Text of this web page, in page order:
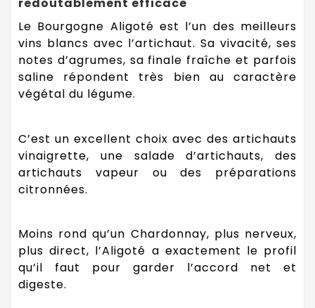
redoutablement efficace
Le Bourgogne Aligoté est l’un des meilleurs
vins blancs avec l’artichaut. Sa vivacité, ses
notes d’agrumes, sa finale fraîche et parfois
saline répondent très bien au caractère
végétal du légume.
C’est un excellent choix avec des artichauts
vinaigrette, une salade d’artichauts, des
artichauts vapeur ou des préparations
citronnées.
Moins rond qu’un Chardonnay, plus nerveux,
plus direct, l’Aligoté a exactement le profil
qu’il faut pour garder l’accord net et
digeste.